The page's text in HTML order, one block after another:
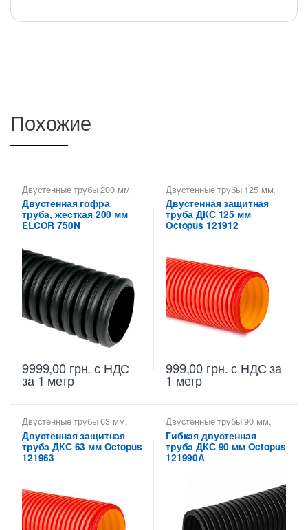
Похожие
Двустенные трубы 200 мм
Двустенная гофра
труба, жесткая 200 мм
ELCOR 750N
9999,00 грн. с НДС
за 1 метр
Двустенные трубы 125 мм,
Трубы двустенные ДКС
Двустенная защитная
труба ДКС 125 мм
Octopus 121912
999,00 грн.с НДС за
1 метр
Двустенные трубы 63 мм,
Трубы двустенные ДКС
Двустенная защитная
труба ДКС 63 мм Octopus
121963
Двустенные трубы 90 мм,
Двустенные трубы для
прокладки кабеля в земле
Трубы двустенные ДКС
Гибкая двустенная
труба ДКС 90 мм Octopus
121990А